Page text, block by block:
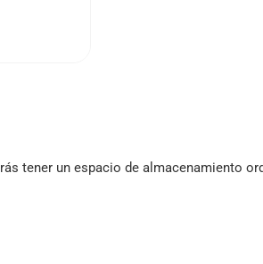
tener un espacio de almacenamiento